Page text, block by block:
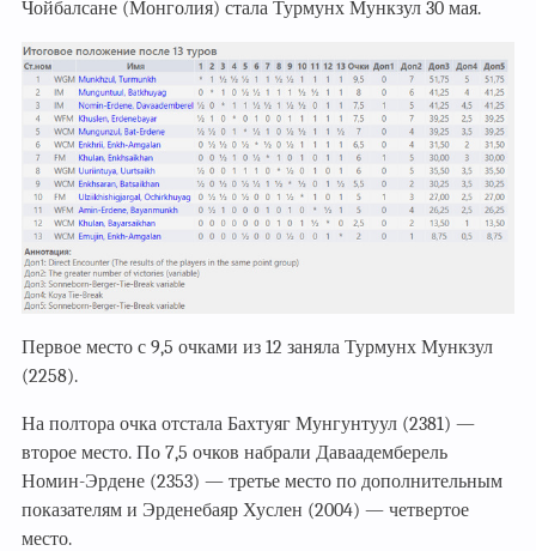
Чойбалсане (Монголия) стала Турмунх Мункзул 30 мая.
Первое место с 9,5 очками из 12 заняла Турмунх Мункзул
(2258).
На полтора очка отстала Бахтуяг Мунгунтуул (2381) —
второе место. По 7,5 очков набрали Даваадемберель
Номин-Эрдене (2353) — третье место по дополнительным
показателям и Эрденебаяр Хуслен (2004) — четвертое
место.